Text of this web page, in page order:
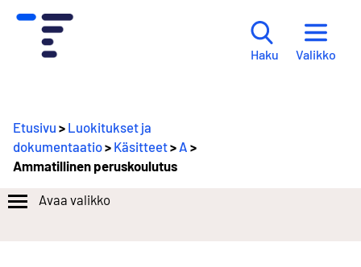
Haku Valikko
Etusivu > Luokitukset ja
dokumentaatio> Käsitteet> A >
Ammatillinen peruskoulutus
Avaa valikko